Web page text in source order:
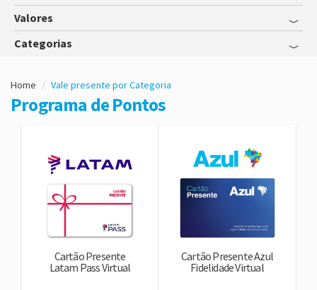
Valores
Categorias
Home Vale presente por Categoria
Programa de Pontos
Cartão Presente
Latam Pass Virtual
Cartão Presente Azul
Fidelidade Virtual